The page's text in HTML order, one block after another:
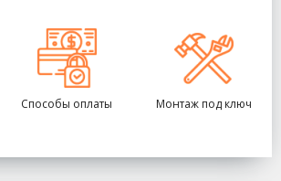
Способы оплаты Монтаж под ключ